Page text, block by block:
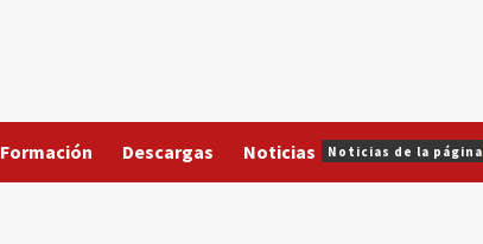
Formación Descargas Noticias Noticias de la página